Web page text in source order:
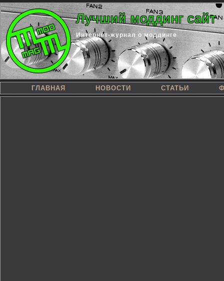
Лучший моддинг сайт
Интернет-журнал о моддинге
ГЛАВНАЯ НОВОСТИ СТАТЬИ